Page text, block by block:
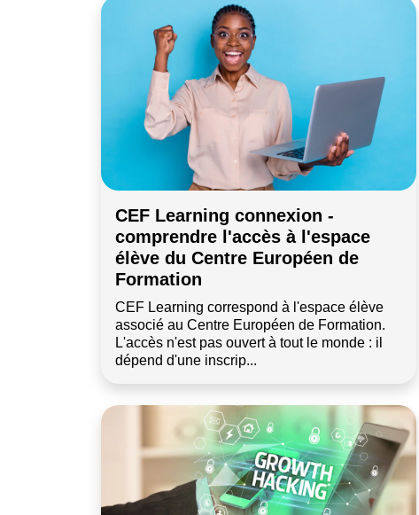
CEF Learning connexion -
comprendre l'accès à l'espace
élève du Centre Européen de
Formation
CEF Learning correspond à l'espace élève
associé au Centre Européen de Formation.
L'accès n'est pas ouvert à tout le monde : il
dépend d'une inscrip...